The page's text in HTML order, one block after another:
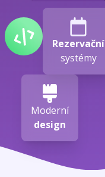
Rezervační
systémy
Moderní
design